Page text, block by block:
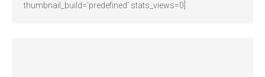
thumbnail_build='predefined' stats_views=0]